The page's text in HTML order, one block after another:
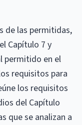
de las permitidas,
Capítulo 7 y
permitido en el
requisitos para
los requisitos
del Capítulo
que se analizan a